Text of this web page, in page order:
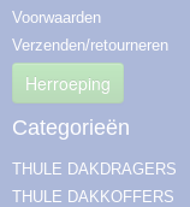
Voorwaarden
Verzenden/retourneren
Herroeping
Categorieën
THULE DAKDRAGERS
THULE DAKKOFFERS